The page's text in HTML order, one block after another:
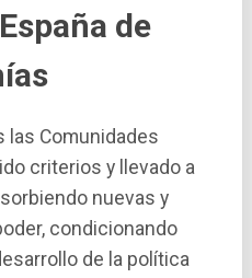
de
las Comunidades
criterios y llevado a
nuevas y
condicionando
de la polí­tica